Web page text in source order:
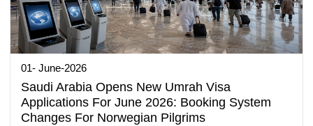
01- June-2026
Saudi Arabia Opens New Umrah Visa
Applications For June 2026: Booking System
Changes For Norwegian Pilgrims